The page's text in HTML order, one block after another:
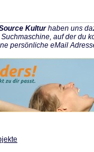
Kulturhaben uns
auf der du
persönliche eMail